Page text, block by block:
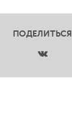
ПОДЕЛИТЬСЯ